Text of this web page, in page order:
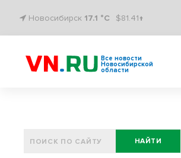
Новосибирск 17.1 °C $81.41↑
Все новости
Новосибирской
области
НАЙТИ